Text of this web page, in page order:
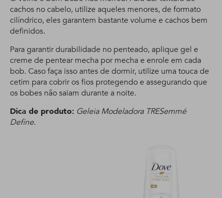
cachos no cabelo, utilize aqueles menores, de formato
cilíndrico, eles garantem bastante volume e cachos bem
definidos.
Para garantir durabilidade no penteado, aplique gel e
creme de pentear mecha por mecha e enrole em cada
bob. Caso faça isso antes de dormir, utilize uma touca de
cetim para cobrir os fios protegendo e assegurando que
os bobes não saiam durante a noite.
Dica de produto: Geleia Modeladora TRESemmé
Define.